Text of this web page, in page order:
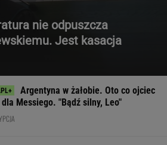
nie odpuszcza
Jest kasacja
Argentyna w żałobie. Oto co ojciec
dla Messiego. "Bądź silny, Leo"